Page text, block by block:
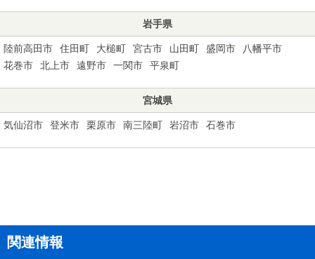
岩手県
陸前高田市 住田町 大槌町 宮古市 山田町 盛岡市
八幡平市
花巻市
北上市 遠野市 一関市 平泉町
宮城県
気仙沼市 登米市 栗原市 南三陸町 岩沼市 石巻市
関連情報